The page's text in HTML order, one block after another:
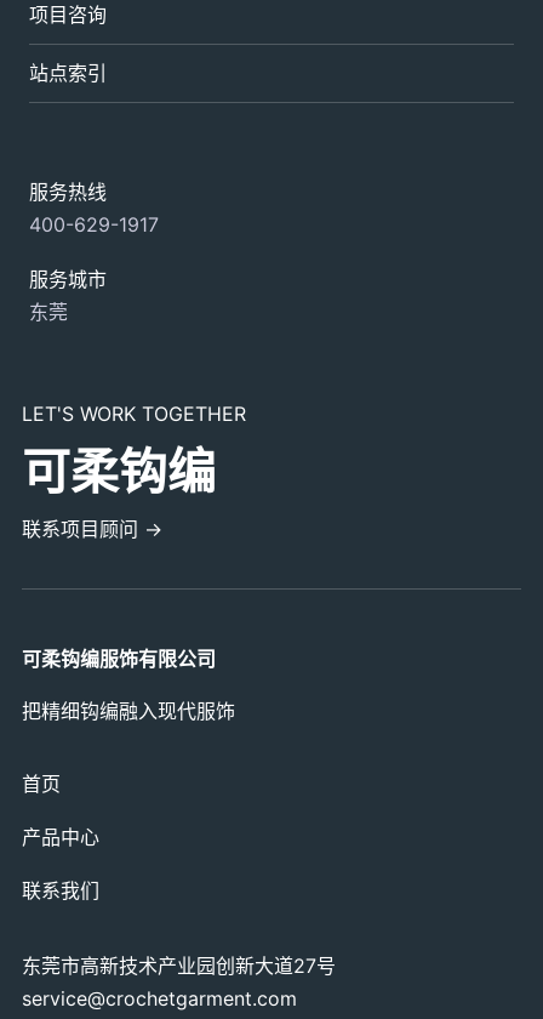
项目咨询
站点索引
服务热线
400-629-1917
服务城市
东莞
LET'S WORK TOGETHER
可柔钩编
联系项目顾问 →
可柔钩编服饰有限公司
把精细钩编融入现代服饰
首页
产品中心
联系我们
东莞市高新技术产业园创新大道27号
service@crochetgarment.com